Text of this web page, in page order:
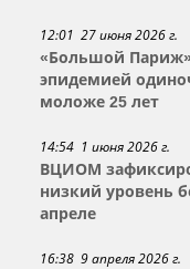
12:01 27 июня 2026 г.
«Большой
эпидемией
моложе 25 лет
14:54 1 июня 2026 г.
ВЦИОМ
низкий уровень
апреле
16:38 9 апреля 2026 г.